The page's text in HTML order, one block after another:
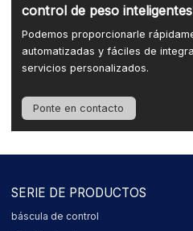
control de peso
Podemos proporcionarle
automatizadas y fáciles de
servicios personalizados.
Ponte en contacto
SERIE DE PRODUCTOS
báscula de control